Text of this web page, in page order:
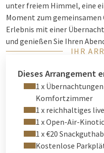
unter freiem Himmel, eine
Moment zum gemeinsamen
Erlebnis mit einer
und genießen Sie Ihren
Stock des Hotels statt. Von
genießen Sie nicht nur
sondern auch einen
Gent.
Ob romantischer Abend zu
oder ein gemütlicher
Dachkino-Paket bietet die
IHR
Dieses Arrangement
1 x
Komfortzimmer
1 x reichhaltiges
1 x Open-Air-
1 x €20
Kostenlose